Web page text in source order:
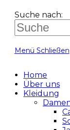
Suche nach:
Menü Schließen
Home
Über uns
Kleidung